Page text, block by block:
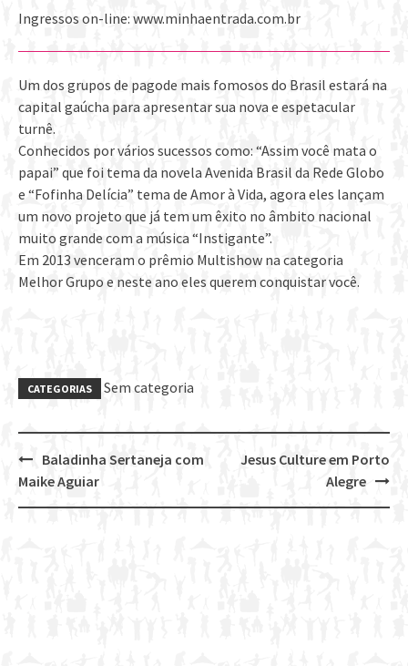
Ingressos on-line: www.minhaentrada.com.br
Um dos grupos de pagode mais fomosos do Brasil estará na
capital gaúcha para apresentar sua nova e espetacular
turnê.
Conhecidos por vários sucessos como: “Assim você mata o
papai” que foi tema da novela Avenida Brasil da Rede Globo
e “Fofinha Delícia” tema de Amor à Vida, agora eles lançam
um novo projeto que já tem um êxito no âmbito nacional
muito grande com a música “Instigante”.
Em 2013 venceram o prêmio Multishow na categoria
Melhor Grupo e neste ano eles querem conquistar você.
CATEGORIAS Sem categoria
Post
navigation
Jesus Culture em Porto
Alegre
Baladinha Sertaneja com
Maike Aguiar